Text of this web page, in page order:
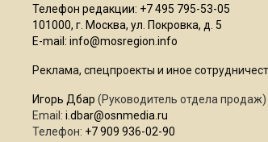
Телефон редакции: +7 495 795-53-05
101000, г. Москва, ул. Покровка, д. 5
E-mail: info@mosregion.info
Реклама, спецпроекты и иное
Игорь Дбар (Руководитель отдела продаж)
Email: i.dbar@osnmedia.ru
Телефон: +7 909 936-02-90